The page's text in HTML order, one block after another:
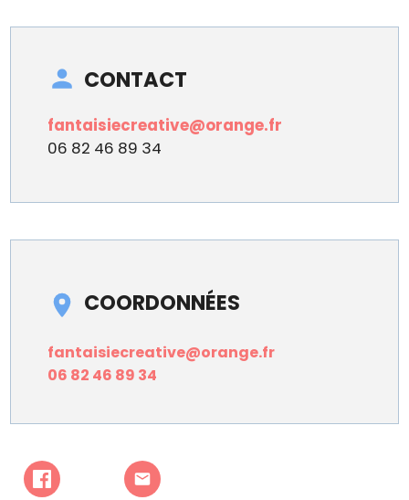
CONTACT
fantaisiecreative@orange.fr
06 82 46 89 34
COORDONNÉES
fantaisiecreative@orange.fr
06 82 46 89 34